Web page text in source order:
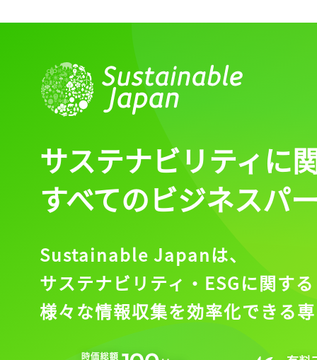
サステナビリティに
すべてのビジネスパ
Sustainable Japanは、
サステナビリティ・ESGに関する
様々な情報収集を効率化できる